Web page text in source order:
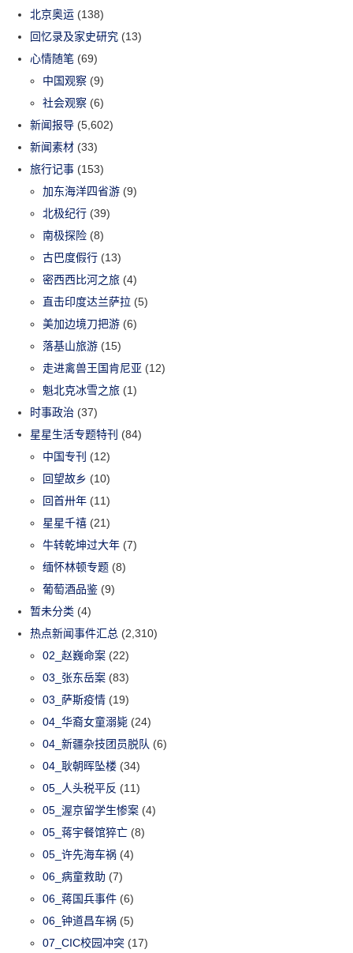
北京奥运 (138)
回忆录及家史研究 (13)
心情随笔 (69)
中国观察 (9)
社会观察 (6)
新闻报导 (5,602)
新闻素材 (33)
旅行记事 (153)
加东海洋四省游 (9)
北极纪行 (39)
南极探险 (8)
古巴度假行 (13)
密西西比河之旅 (4)
直击印度达兰萨拉 (5)
美加边境刀把游 (6)
落基山旅游 (15)
走进禽兽王国肯尼亚 (12)
魁北克冰雪之旅 (1)
时事政治 (37)
星星生活专题特刊 (84)
中国专刊 (12)
回望故乡 (10)
回首卅年 (11)
星星千禧 (21)
牛转乾坤过大年 (7)
缅怀林顿专题 (8)
葡萄酒品鉴 (9)
暂未分类 (4)
热点新闻事件汇总 (2,310)
02_赵巍命案 (22)
03_张东岳案 (83)
03_萨斯疫情 (19)
04_华裔女童溺毙 (24)
04_新疆杂技团员脱队 (6)
04_耿朝晖坠楼 (34)
05_人头税平反 (11)
05_渥京留学生惨案 (4)
05_蒋宇餐馆猝亡 (8)
05_许先海车祸 (4)
06_病童救助 (7)
06_蒋国兵事件 (6)
06_钟道昌车祸 (5)
07_CIC校园冲突 (17)